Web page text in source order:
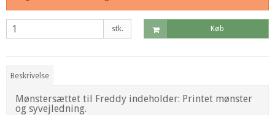
stk. Køb
Beskrivelse
Mønstersættet til Freddy indeholder: Printet mønster
og syvejledning.